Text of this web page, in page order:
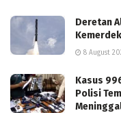
Deretan
8 August
Kasus
Polisi